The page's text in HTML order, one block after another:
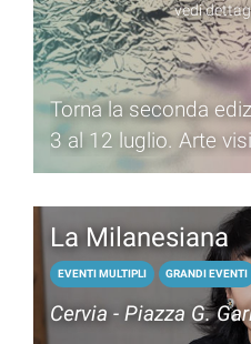
vedi
Torna la seconda
3 al 12 luglio. Arte
a Milano Marittima.
La Milanesiana
EVENTI MULTIPLI GRANDI EVENTI
Cervia - Piazza G.